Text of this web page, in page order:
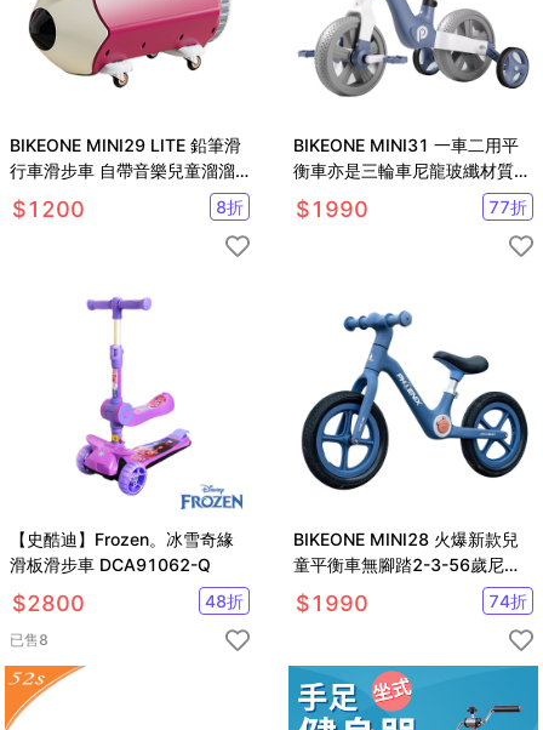
BIKEONE MINI29 LITE 鉛筆滑
行車滑步車 自帶音樂兒童溜溜
車1-3歲寶寶
$1200 8折
BIKEONE MINI31 一車二用平
衡車亦是三輪車尼龍玻纖材質滑
行車超高顏值多色可選
$1990 77折
【史酷迪】Frozen。冰雪奇緣
滑板滑步車 DCA91062-Q
$2800 48折
已售8
BIKEONE MINI28 火爆新款兒
童平衡車無腳踏2-3-56歲尼龍
$1990 74折